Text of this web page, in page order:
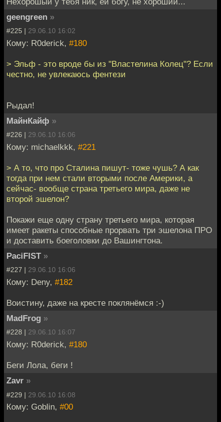
geengreen »
#225 | 29.06.10 16:02
Кому: R0derick, #180
> Эльф - это вроде бы из "Властелина Колец"? Если
честно, не увлекаюсь фентези
Рыдал!
МайнКайф »
#226 | 29.06.10 16:06
Кому: michaelkkk, #221
> А то, что про Сталина пишут- тоже чушь? А как
тогда при нем стали вторыми после Америки, а
сейчас- вообще страна третьего мира, даже не
второй эшелон?
Покажи еще одну страну третьего мира, которая
имеет ракеты способные прорвать три эшелона ПРО
и доставить боеголовки до Вашингтона.
PaciFIST »
#227 | 29.06.10 16:06
Кому: Deny, #182
Воистину, даже на кресте поклянёмся :-)
MadFrog »
#228 | 29.06.10 16:07
Кому: R0derick, #180
Беги Лола, беги !
Zavr »
#229 | 29.06.10 16:08
Кому: Goblin, #00